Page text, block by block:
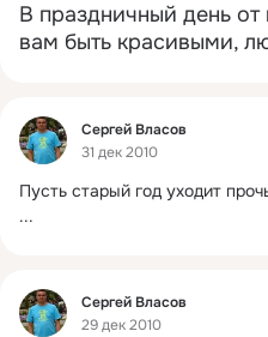
В праздничный день
вам быть красивыми,
Фид
Сергей Власов
31 дек 2010
Пусть старый год уходит
...
Фид
Сергей Власов
29 дек 2010